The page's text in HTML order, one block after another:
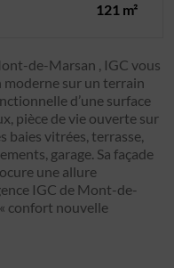
121 m²
de-Marsan , IGC vous
sur un terrain
d’une surface
pièce de vie ouverte sur
baies vitrées, terrasse,
garage. Sa façade
une allure
IGC de Mont-de-
confort nouvelle